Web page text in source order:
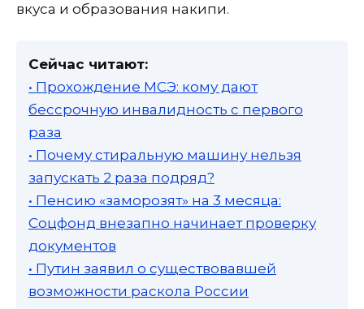
вкуса и образования накипи.
Сейчас читают:
• Прохождение МСЭ: кому дают
бессрочную инвалидность с первого
раза
• Почему стиральную машину нельзя
запускать 2 раза подряд?
• Пенсию «заморозят» на 3 месяца:
Соцфонд внезапно начинает проверку
документов
• Путин заявил о существовавшей
возможности раскола России